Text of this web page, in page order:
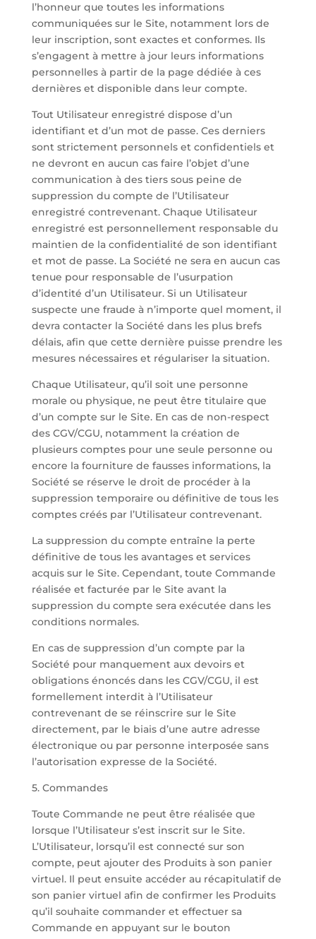
l’honneur que toutes les informations
communiquées sur le Site, notamment lors de
leur inscription, sont exactes et conformes. Ils
s’engagent à mettre à jour leurs informations
personnelles à partir de la page dédiée à ces
dernières et disponible dans leur compte.
Tout Utilisateur enregistré dispose d’un
identifiant et d’un mot de passe. Ces derniers
sont strictement personnels et confidentiels et
ne devront en aucun cas faire l’objet d’une
communication à des tiers sous peine de
suppression du compte de l’Utilisateur
enregistré contrevenant. Chaque Utilisateur
enregistré est personnellement responsable du
maintien de la confidentialité de son identifiant
et mot de passe. La Société ne sera en aucun cas
tenue pour responsable de l’usurpation
d’identité d’un Utilisateur. Si un Utilisateur
suspecte une fraude à n’importe quel moment, il
devra contacter la Société dans les plus brefs
délais, afin que cette dernière puisse prendre les
mesures nécessaires et régulariser la situation.
Chaque Utilisateur, qu’il soit une personne
morale ou physique, ne peut être titulaire que
d’un compte sur le Site. En cas de non-respect
des CGV/CGU, notamment la création de
plusieurs comptes pour une seule personne ou
encore la fourniture de fausses informations, la
Société se réserve le droit de procéder à la
suppression temporaire ou définitive de tous les
comptes créés par l’Utilisateur contrevenant.
La suppression du compte entraîne la perte
définitive de tous les avantages et services
acquis sur le Site. Cependant, toute Commande
réalisée et facturée par le Site avant la
suppression du compte sera exécutée dans les
conditions normales.
En cas de suppression d’un compte par la
Société pour manquement aux devoirs et
obligations énoncés dans les CGV/CGU, il est
formellement interdit à l’Utilisateur
contrevenant de se réinscrire sur le Site
directement, par le biais d’une autre adresse
électronique ou par personne interposée sans
l’autorisation expresse de la Société.
5. Commandes
Toute Commande ne peut être réalisée que
lorsque l’Utilisateur s’est inscrit sur le Site.
L’Utilisateur, lorsqu’il est connecté sur son
compte, peut ajouter des Produits à son panier
virtuel. Il peut ensuite accéder au récapitulatif de
son panier virtuel afin de confirmer les Produits
qu’il souhaite commander et effectuer sa
Commande en appuyant sur le bouton